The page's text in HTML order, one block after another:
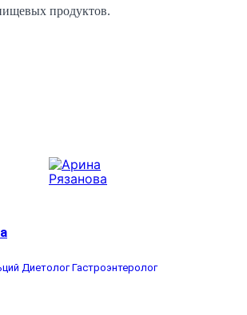
продуктов.
ДиетологГастроэнтеролог